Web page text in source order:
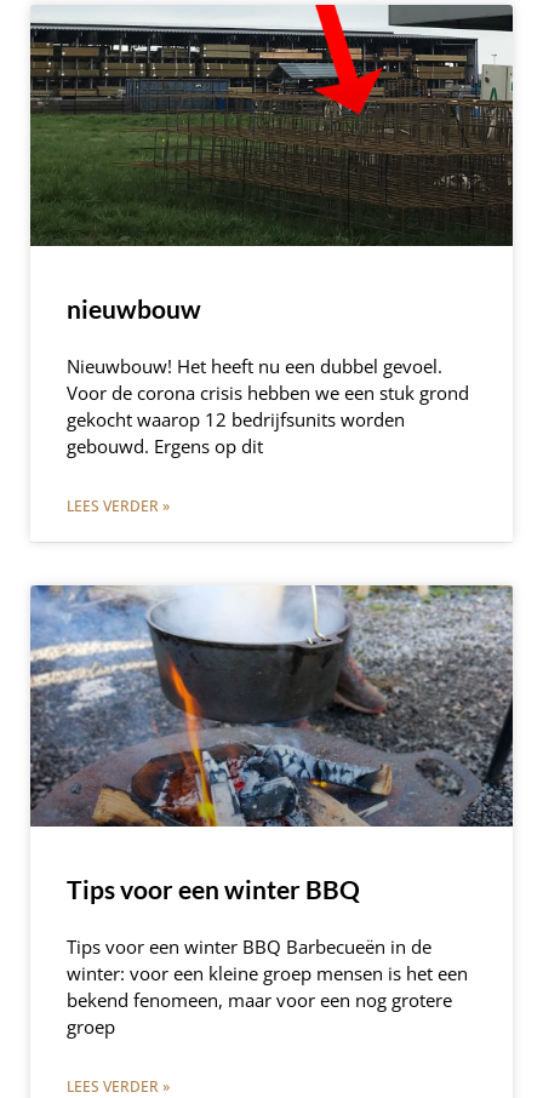
nieuwbouw
Nieuwbouw! Het heeft nu een dubbel gevoel.
Voor de corona crisis hebben we een stuk grond
gekocht waarop 12 bedrijfsunits worden
gebouwd. Ergens op dit
LEES VERDER »
Tips voor een winter BBQ
Tips voor een winter BBQ Barbecueën in de
winter: voor een kleine groep mensen is het een
bekend fenomeen, maar voor een nog grotere
groep
LEES VERDER »